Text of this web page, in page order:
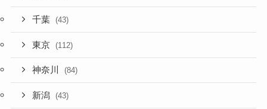
千葉 (43)
東京 (112)
神奈川 (84)
新潟 (43)